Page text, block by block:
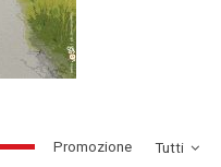
Tutti
­Promozione